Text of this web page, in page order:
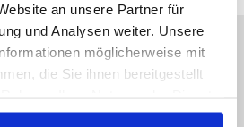
an unsere Partner für
und Analysen weiter. Unsere
möglicherweise mit
die Sie ihnen bereitgestellt
ma non siamo
scriveteci!